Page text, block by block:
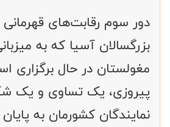
دور سوم رقابت‌های قهرمانی
بزرگسالان آسیا که به
مغولستان در حال برگزاری
پیروزی، یک تساوی و یک
نمایندگان کشورمان به